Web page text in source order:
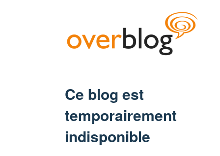
Ce blog est
temporairement
indisponible